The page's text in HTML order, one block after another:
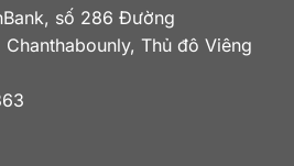
số 286 Đường
Thủ đô Viêng